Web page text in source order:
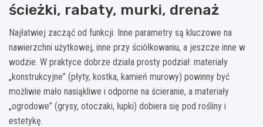
ścieżki, rabaty, murki, drenaż
Najłatwiej zacząć od funkcji. Inne parametry są kluczowe na
nawierzchni użytkowej, inne przy ściółkowaniu, a jeszcze inne w
wodzie. W praktyce dobrze działa prosty podział: materiały
„konstrukcyjne” (płyty, kostka, kamień murowy) powinny być
możliwie mało nasiąkliwe i odporne na ścieranie, a materiały
„ogrodowe” (grysy, otoczaki, łupki) dobiera się pod rośliny i
estetykę.